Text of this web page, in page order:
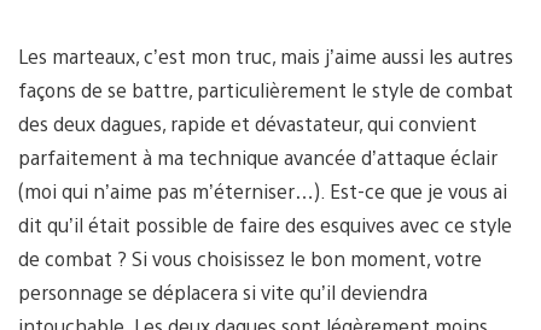
Les marteaux, c’est mon truc, mais j’aime aussi les autres
façons de se battre, particulièrement le style de combat
des deux dagues, rapide et dévastateur, qui convient
parfaitement à ma technique avancée d’attaque éclair
(moi qui n’aime pas m’éterniser…). Est-ce que je vous ai
dit qu’il était possible de faire des esquives avec ce style
de combat ? Si vous choisissez le bon moment, votre
personnage se déplacera si vite qu’il deviendra